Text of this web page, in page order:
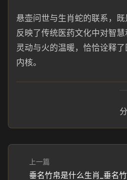
悬壶问世与生肖蛇的联系，
反映了传统医药文化中对智
灵动与火的温暖，恰恰诠释
内核。
上一篇
垂名竹帛是什么生肖_垂名